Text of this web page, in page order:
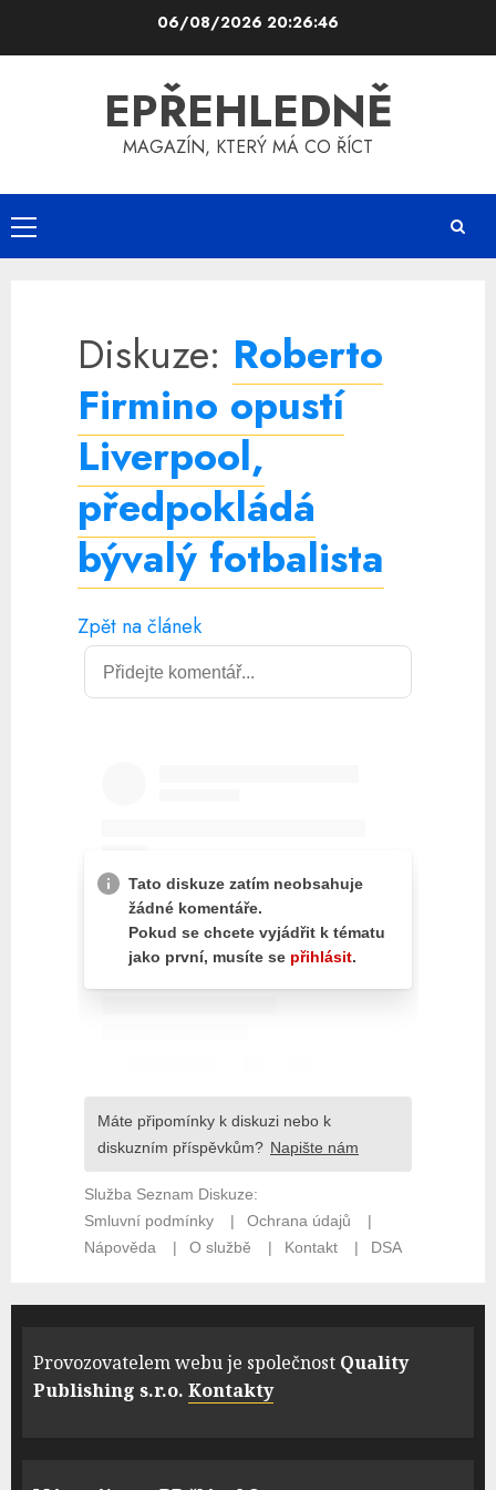
06/08/202620:26:47
EPŘEHLEDNĚ
MAGAZÍN, KTERÝ MÁ CO ŘÍCT
Primary
Menu
Diskuze: Roberto
Firmino opustí
Liverpool,
předpokládá
bývalý fotbalista
Zpět na článek
Provozovatelem webu je společnost Quality
Publishing s.r.o. Kontakty